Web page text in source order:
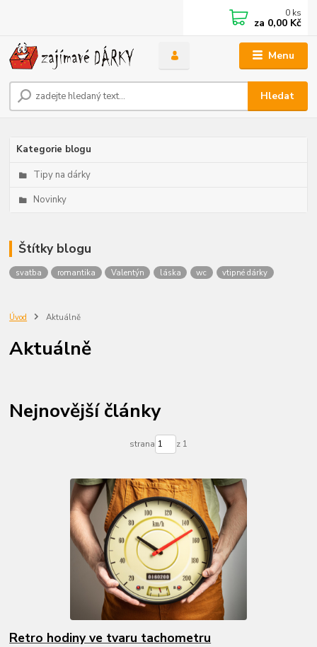
Menu
Hledat
0 ks
za 0,00 Kč
Kategorie blogu
Tipy na dárky
Novinky
Štítky blogu
svatba romantika Valentýn láska wc vtipné dárky
Úvod Aktuálně
Aktuálně
Nejnovější články
strana z 1
Retro hodiny ve tvaru tachometru